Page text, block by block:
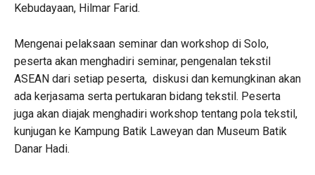
Kebudayaan, Hilmar Farid.
Mengenai pelaksaan seminar dan workshop di Solo,
peserta akan menghadiri seminar, pengenalan tekstil
ASEAN dari setiap peserta, diskusi dan kemungkinan akan
ada kerjasama serta pertukaran bidang tekstil. Peserta
juga akan diajak menghadiri workshop tentang pola tekstil,
kunjugan ke Kampung Batik Laweyan dan Museum Batik
Danar Hadi.